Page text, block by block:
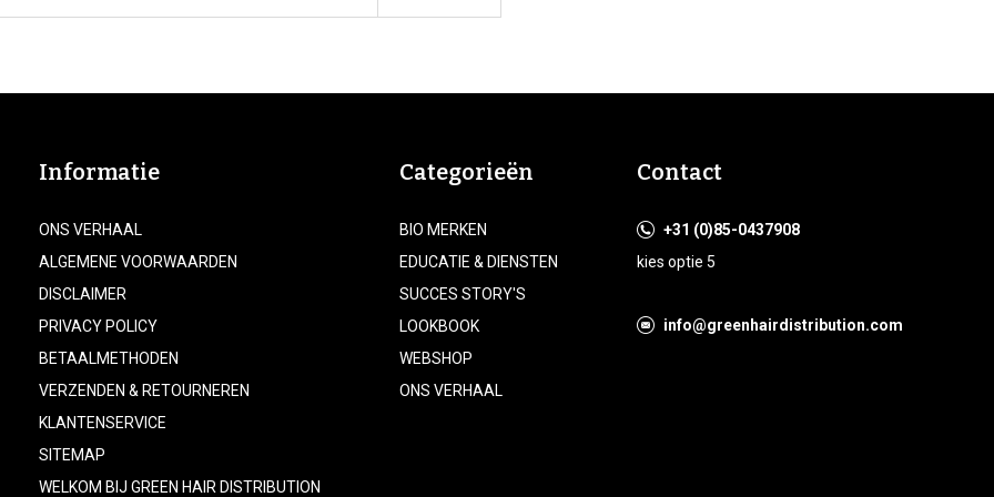
Informatie
ONS VERHAAL
ALGEMENE VOORWAARDEN
DISCLAIMER
PRIVACY POLICY
BETAALMETHODEN
VERZENDEN & RETOURNEREN
KLANTENSERVICE
SITEMAP
WELKOM BIJ GREEN HAIR DISTRIBUTION
Categorieën
BIO MERKEN
EDUCATIE & DIENSTEN
SUCCES STORY'S
LOOKBOOK
WEBSHOP
ONS VERHAAL
Contact
+31 (0)85-0437908
kies optie 5
info@greenhairdistribution.com